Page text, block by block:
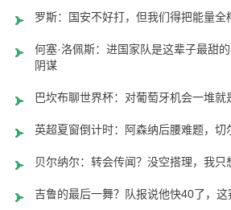
罗斯：国安不好打，但我们得把能量全
何塞·洛佩斯：进国家队是这辈子最甜
阴谋
巴坎布聊世界杯：对葡萄牙机会一堆就
英超夏窗倒计时：阿森纳后腰难题，切
贝尔纳尔：转会传闻？没空搭理，我只
吉鲁的最后一舞？队报说他快40了，